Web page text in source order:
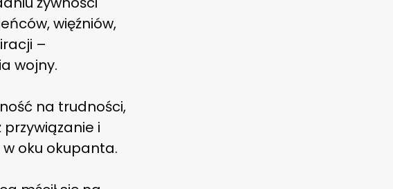
więźniów,
–
wojny.
na trudności,
i
w oku okupanta.